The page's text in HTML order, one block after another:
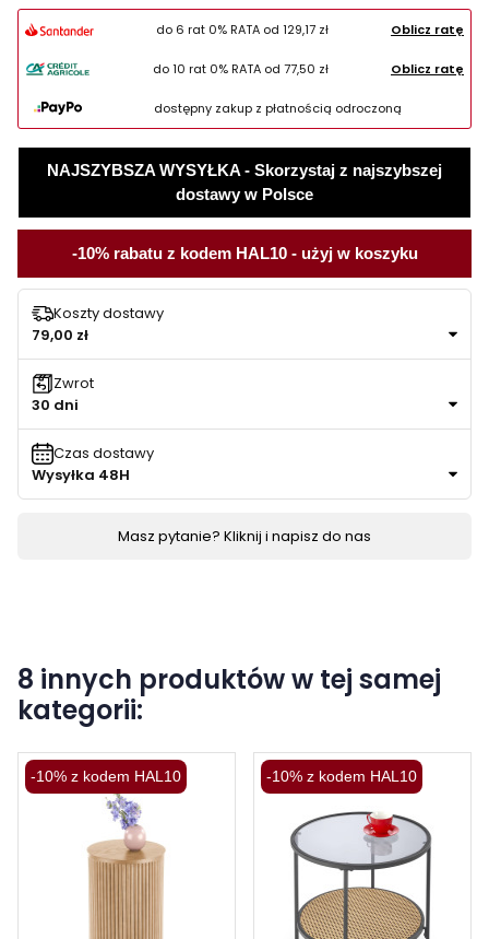
do 6 rat 0% RATA od129,17 zł Oblicz ratę
do 10 rat 0% RATA od 77,50 zł Oblicz ratę
dostępny zakup z płatnością odroczoną
NAJSZYBSZA WYSYŁKA - Skorzystaj z najszybszej
dostawy w Polsce
-10% rabatu z kodem HAL10 - użyj w koszyku
Koszty dostawy
79,00 zł
Zwrot
30 dni
Czas dostawy
Wysyłka 48H
Masz pytanie? Kliknij i napisz do nas
8 innych produktów w tej samej
kategorii:
-10% z kodem HAL10 -10% z kodem HAL10